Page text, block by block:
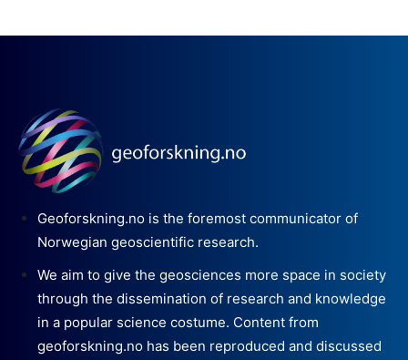
Geoforskning.no is the foremost communicator of
Norwegian geoscientific research.
We aim to give the geosciences more space in society
through the dissemination of research and knowledge
in a popular science costume. Content from
geoforskning.no has been reproduced and discussed